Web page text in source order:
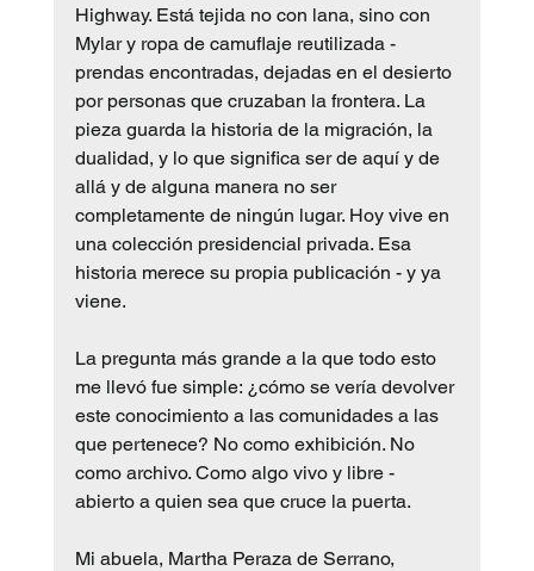
Highway. Está tejida no con lana, sino con
Mylar y ropa de camuflaje reutilizada -
prendas encontradas, dejadas en el desierto
por personas que cruzaban la frontera. La
pieza guarda la historia de la migración, la
dualidad, y lo que significa ser de aquí y de
allá y de alguna manera no ser
completamente de ningún lugar. Hoy vive en
una colección presidencial privada. Esa
historia merece su propia publicación - y ya
viene.
La pregunta más grande a la que todo esto
me llevó fue simple: ¿cómo se vería devolver
este conocimiento a las comunidades a las
que pertenece? No como exhibición. No
como archivo. Como algo vivo y libre -
abierto a quien sea que cruce la puerta.
Mi abuela, Martha Peraza de Serrano,